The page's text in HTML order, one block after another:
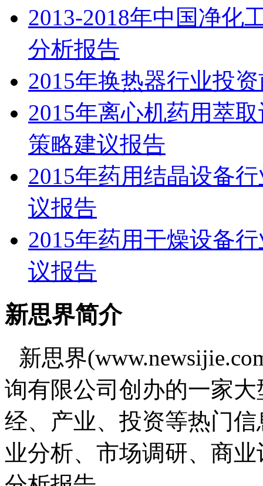
2013-2018年中国净化
分析报告
2015年换热器行业投
2015年离心机药用萃
策略建议报告
2015年药用结晶设备
议报告
2015年药用干燥设备
议报告
新思界简介
新思界
询有限公司创办的一家
经、产业、投资等热门
业分析、市场调研、商